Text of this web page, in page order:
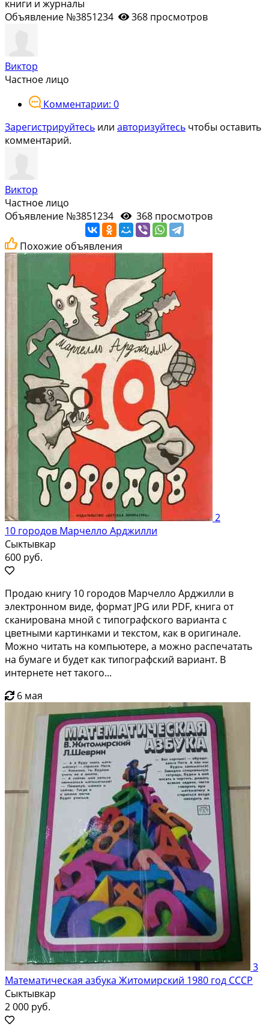
книги и журналы
Объявление №3851234
368 просмотров
Виктор
Частное лицо
Комментарии: 0
Зарегистрируйтесь или авторизуйтесь чтобы оставить
комментарий.
Виктор
Частное лицо
Объявление №3851234
368 просмотров
Похожие объявления
2
10 городов Марчелло Арджилли
Сыктывкар
600 руб.
Продаю книгу 10 городов Марчелло Арджилли в
электронном виде, формат JPG или PDF, книга от
сканирована мной с типографского варианта с
цветными картинками и текстом, как в оригинале.
Можно читать на компьютере, а можно распечатать
на бумаге и будет как типографский вариант. В
интернете нет такого...
6 мая
3
Математическая азбука Житомирский 1980 год СССР
Сыктывкар
2 000 руб.